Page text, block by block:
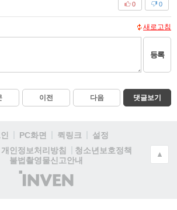
0
0
새로고침
등록
이전 다음 댓글보기
PC화면 퀵링크
설정
개인정보처리방침
청소년보호정책
불법촬영물신고안내
(주)
인
▲